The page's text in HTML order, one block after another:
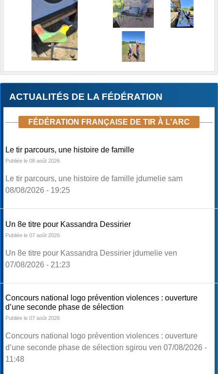
ACTUALITÉS DE LA FÉDÉRATION
FÉDÉRATION FRANÇAISE DE TIR À L'ARC
Le tir parcours, une histoire de famille
Publiée le 08 août 2026
Le tir parcours, une histoire de famille jdumelie sam
08/08/2026 - 19:25
Un 8e titre pour Kassandra Dessirier
Publiée le 07 août 2026
Un 8e titre pour Kassandra Dessirier jdumelie ven
07/08/2026 - 21:23
Concours national logo prévention violences : ouverture
d’une seconde phase de sélection
Publiée le 07 août 2026
Concours national logo prévention violences : ouverture
d’une seconde phase de sélection sgirou ven 07/08/2026 -
11:48